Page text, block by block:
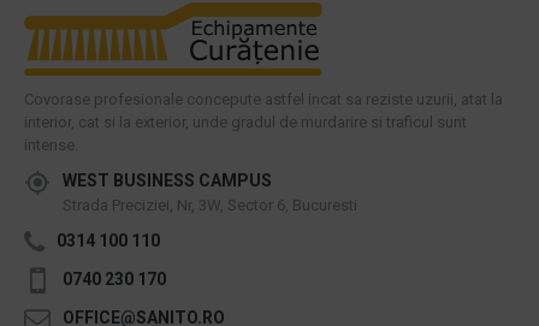
Covorase profesionale concepute astfel incat sa reziste uzurii, atat la
interior, cat si la exterior, unde gradul de murdarire si traficul sunt
intense.
WEST BUSINESS CAMPUS
Strada Preciziei, Nr, 3W, Sector 6, Bucuresti
0314 100 110
0740 230 170
OFFICE@SANITO.RO